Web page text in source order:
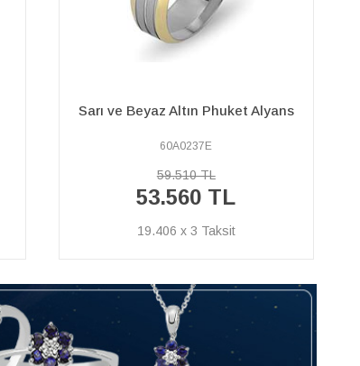
Bagan Alyans
60A0187E
30.830 TL
27.750 TL
10.055 x 3